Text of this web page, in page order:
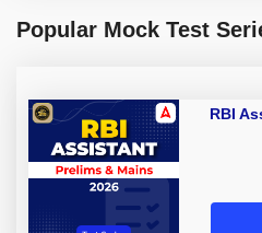
Popular Mock Test
RBI